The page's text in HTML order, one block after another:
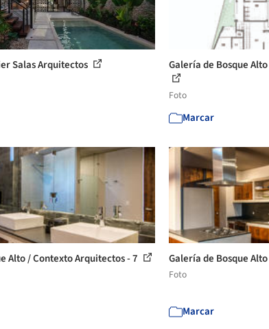
Salas Arquitectos Galería de Bosque
Foto
Marcar
Alto / Contexto Arquitectos - 7 Galería de Bosque
Foto
Marcar